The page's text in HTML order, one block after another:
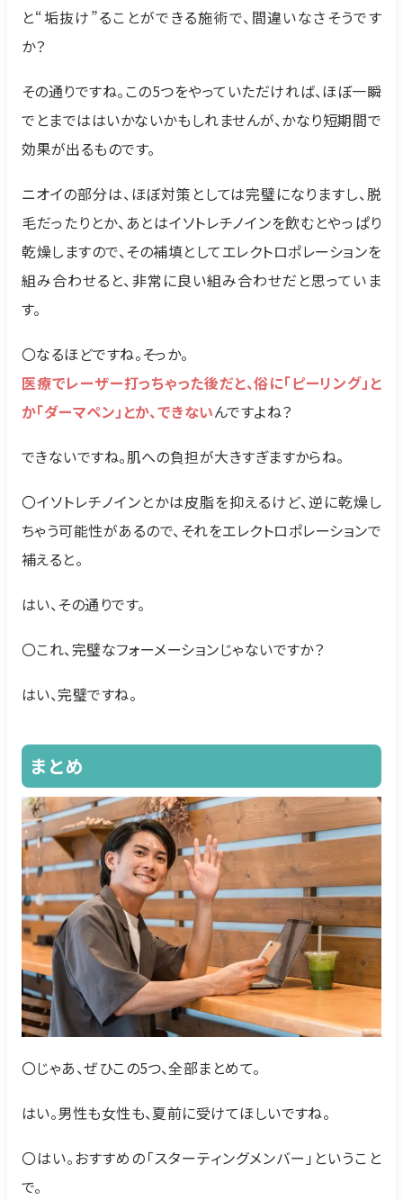
と“垢抜け”ることができる施術で、間違いなさそうです
か？
その通りですね。この5つをやっていただければ、ほぼ一瞬
でとまでははいかないかもしれませんが、かなり短期間で
効果が出るものです。
ニオイの部分は、ほぼ対策としては完璧になりますし、脱
毛だったりとか、あとはイソトレチノインを飲むとやっぱり
乾燥しますので、その補填としてエレクトロポレーションを
組み合わせると、非常に良い組み合わせだと思っていま
す。
〇なるほどですね。そっか。
医療でレーザー打っちゃった後だと、俗に「ピーリング」と
か「ダーマペン」とか、できないんですよね？
できないですね。肌への負担が大きすぎますからね。
〇イソトレチノインとかは皮脂を抑えるけど、逆に乾燥し
ちゃう可能性があるので、それをエレクトロポレーションで
補えると。
はい、その通りです。
〇これ、完璧なフォーメーションじゃないですか？
はい、完璧ですね。
まとめ
〇じゃあ、ぜひこの5つ、全部まとめて。
はい。男性も女性も、夏前に受けてほしいですね。
〇はい。おすすめの「スターティングメンバー」ということ
で。